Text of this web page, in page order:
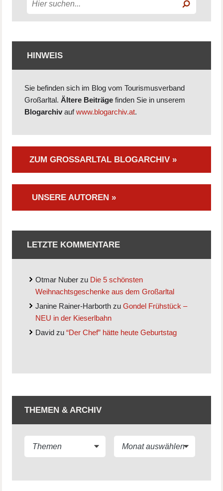
HINWEIS
Sie befinden sich im Blog vom Tourismusverband
Großarltal.Ältere Beiträge finden Sie in unserem
Blogarchiv aufwww.blogarchiv.at.
ZUM GROSSARLTAL BLOGARCHIV »
UNSERE AUTOREN »
LETZTE KOMMENTARE
Otmar Nuber zu Die 5 schönsten
Weihnachtsgeschenke aus dem Großarltal
Janine Rainer-Harborth zuGondel Frühstück –
NEU in der Kieserlbahn
David zu“Der Chef” hätte heute Geburtstag
THEMEN & ARCHIV